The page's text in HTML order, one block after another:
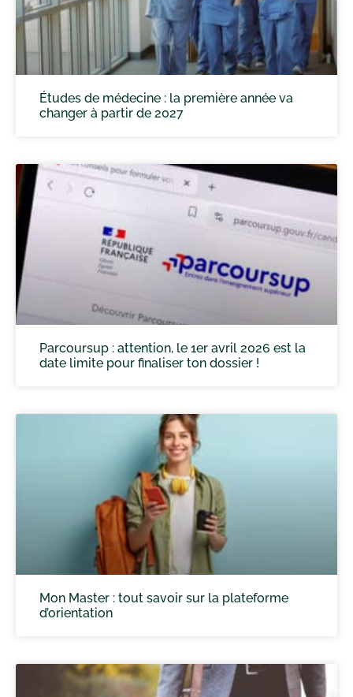
Études de médecine : la première année va
changer à partir de 2027
Parcoursup : attention, le 1er avril 2026 est la
date limite pour finaliser ton dossier !
Mon Master : tout savoir sur la plateforme
d’orientation